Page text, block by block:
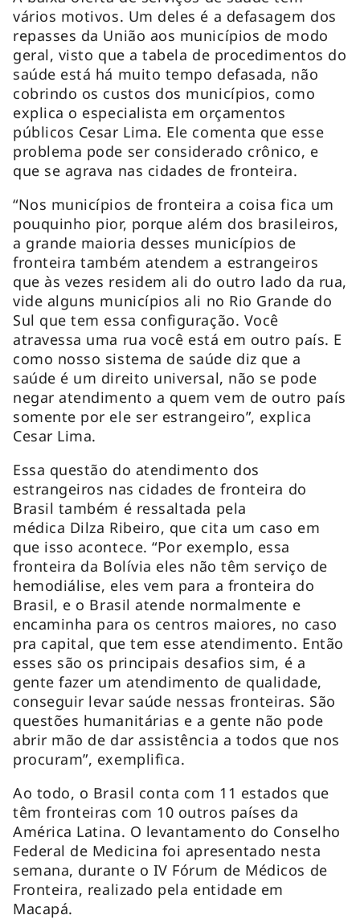
vários motivos. Um deles é a defasagem dos
repasses da União aos municípios de modo
geral, visto que a tabela de procedimentos do
saúde está há muito tempo defasada, não
cobrindo os custos dos municípios, como
explica o especialista em orçamentos
públicos Cesar Lima. Ele comenta que esse
problema pode ser considerado crônico, e
que se agrava nas cidades de fronteira.
“Nos municípios de fronteira a coisa fica um
pouquinho pior, porque além dos brasileiros,
a grande maioria desses municípios de
fronteira também atendem a estrangeiros
que às vezes residem ali do outro lado da rua,
vide alguns municípios ali no Rio Grande do
Sul que tem essa configuração. Você
atravessa uma rua você está em outro país. E
como nosso sistema de saúde diz que a
saúde é um direito universal, não se pode
negar atendimento a quem vem de outro país
somente por ele ser estrangeiro”, explica
Cesar Lima.
Essa questão do atendimento dos
estrangeiros nas cidades de fronteira do
Brasil também é ressaltada pela
médica Dilza Ribeiro, que cita um caso em
que isso acontece. “Por exemplo, essa
fronteira da Bolívia eles não têm serviço de
hemodiálise, eles vem para a fronteira do
Brasil, e o Brasil atende normalmente e
encaminha para os centros maiores, no caso
pra capital, que tem esse atendimento. Então
esses são os principais desafios sim, é a
gente fazer um atendimento de qualidade,
conseguir levar saúde nessas fronteiras. São
questões humanitárias e a gente não pode
abrir mão de dar assistência a todos que nos
procuram”, exemplifica.
Ao todo, o Brasil conta com 11 estados que
têm fronteiras com 10 outros países da
América Latina. O levantamento do Conselho
Federal de Medicina foi apresentado nesta
semana, durante o IV Fórum de Médicos de
Fronteira, realizado pela entidade em
Macapá.